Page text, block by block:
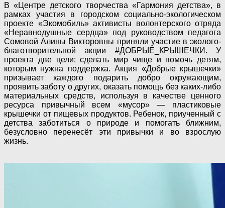
В «Центре детского творчества «Гармония детства», в
рамках участия в городском социально-экологическом
проекте «Экомобиль» активисты волонтерского отряда
«Неравнодушные сердца» под руководством педагога
Сомовой Алины Викторовны приняли участие в эколого-
благотворительной акции #ДОБРЫЕ_КРЫШЕЧКИ. У
проекта две цели: сделать мир чище и помочь детям,
которым нужна поддержка. Акция «Добрые крышечки»
призывает каждого подарить добро окружающим,
проявить заботу о других, оказать помощь без каких-либо
материальных средств, используя в качестве ценного
ресурса привычный всем «мусор» — пластиковые
крышечки от пищевых продуктов. Ребенок, приученный с
детства заботиться о природе и помогать ближним,
безусловно перенесёт эти привычки и во взрослую
жизнь.